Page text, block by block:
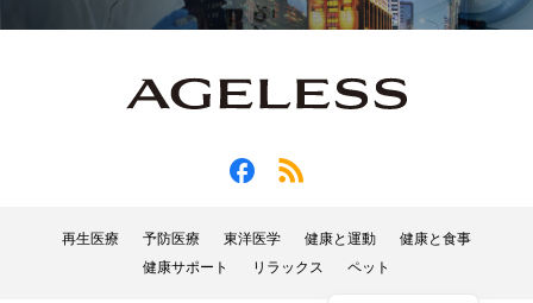
再生医療 予防医療 東洋医学 健康と運動
健康と食事
健康サポート
リラックス ペット